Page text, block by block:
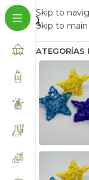
Skip to
Skip to
CATEGORÍAS